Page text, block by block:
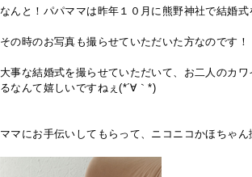
なんと！パパママは昨年１０月に熊野神社で結婚
その時のお写真も撮らせていただいた方なのです！
大事な結婚式を撮らせていただいて、お二人のカ
るなんて嬉しいですねぇ(*´∀｀*)
ママにお手伝いしてもらって、ニコニコかほちゃ